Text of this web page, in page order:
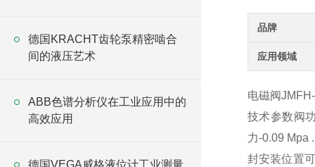
德国KRACHT齿轮泵精密啮合
间的液压艺术
ABB色谱分析仪在工业应用中的
高效应用
德国VEGA威格液位计工业测量
品牌
应用领域
电磁阀
技术参数阀
力-0.09 Mpa
封安装位置